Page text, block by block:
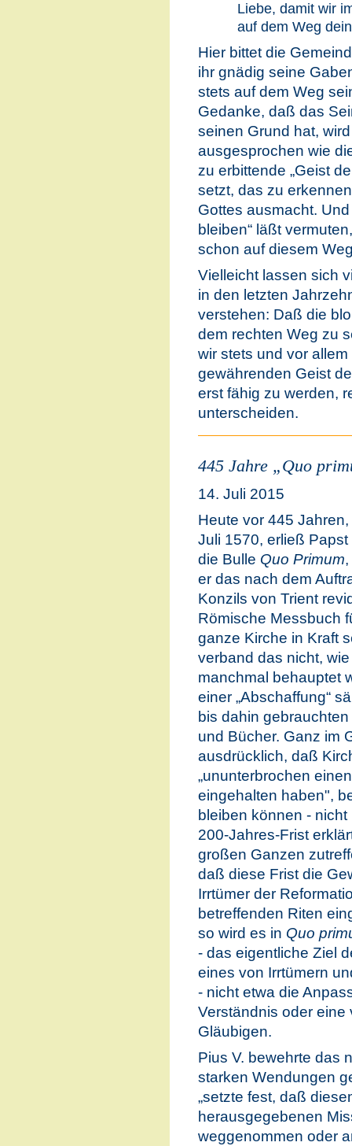
Liebe, damit wir
auf dem Weg
Hier bittet die
ihr gnädig seine
stets auf dem Weg
Gedanke, daß das
seinen Grund hat,
ausgesprochen wie
zu erbittende „Geist
setzt, das zu
Gottes ausmacht.
bleiben“ läßt
schon auf diesem
Vielleicht lassen sich
in den letzten
verstehen: Daß die
dem rechten Weg zu
wir stets und vor
gewährenden Geist
erst fähig zu werden,
unterscheiden.
445 Jahre „Quo
14. Juli 2015
Heute vor 445
Juli 1570, erließ Papst
die Bulle Quo Primum
er das nach dem
Konzils von Trient
Römische Messbuch
ganze Kirche in Kraft
verband das nicht, wie
manchmal behauptet
einer „Abschaffung“
bis dahin gebrauchten
und Bücher. Ganz im
ausdrücklich, daß
„ununterbrochen
eingehalten haben",
bleiben können -
200-Jahres-Frist
großen Ganzen
daß diese Frist die
Irrtümer der
betreffenden Riten
so wird es in Quo
- das eigentliche Ziel
eines von Irrtümern
- nicht etwa die
Verständnis oder
Gläubigen.
Pius V. bewehrte das
starken Wendungen
„setzte fest, daß
herausgegebenen
weggenommen oder